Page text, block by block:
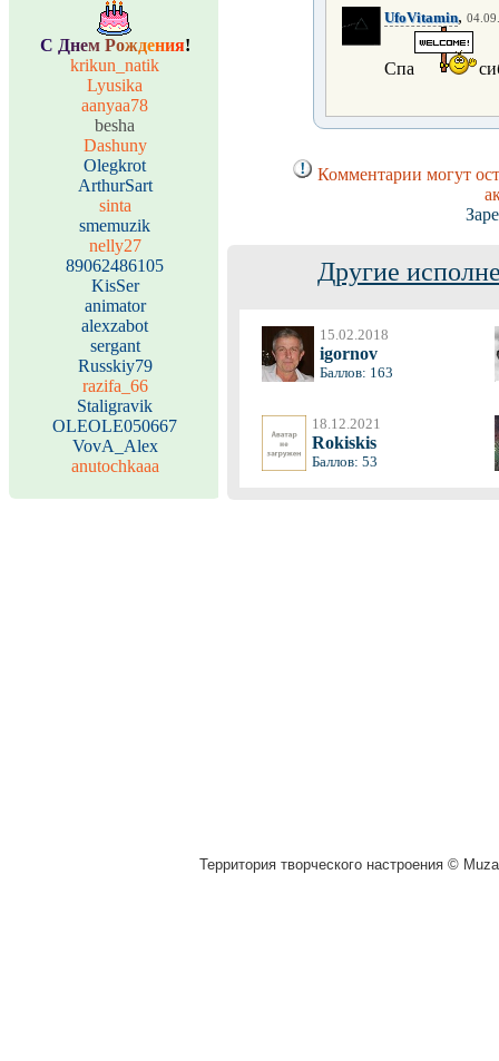
С Днем Рождения!
krikun_natik
Lyusika
aanyaa78
besha
Dashuny
Olegkrot
ArthurSart
sinta
smemuzik
nelly27
89062486105
KisSer
animator
alexzabot
sergant
Russkiy79
razifa_66
Staligravik
OLEOLE050667
VovA_Alex
anutochkaaa
UfoVitamin,
Спа
Комментарии могут
Другие
15.02.2018
igornov
Баллов: 163
18.12.2021
Rokiskis
Баллов: 53
Территория творческого настроения ©